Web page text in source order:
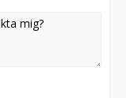
den kan vara
reserverad*